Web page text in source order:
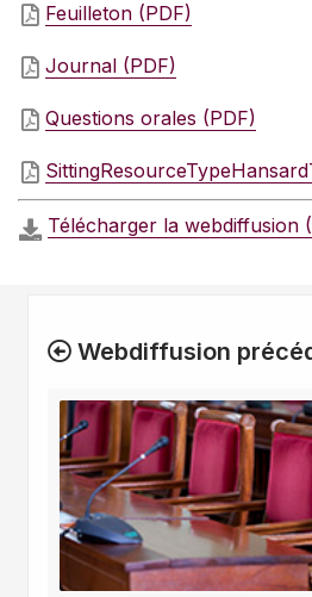
Feuilleton (PDF)
Journal (PDF)
Questions orales (PDF)
Télécharger la webdiffusion
Webdiffusion